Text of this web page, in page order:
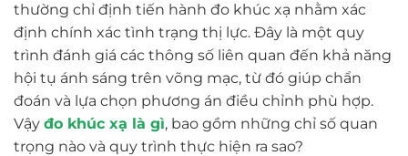
thường chỉ định tiến hành đo khúc xạ nhằm xác
định chính xác tình trạng thị lực. Đây là một quy
trình đánh giá các thông số liên quan đến khả năng
hội tụ ánh sáng trên võng mạc, từ đó giúp chẩn
đoán và lựa chọn phương án điều chỉnh phù hợp.
Vậy đo khúc xạ là gì, bao gồm những chỉ số quan
trọng nào và quy trình thực hiện ra sao?